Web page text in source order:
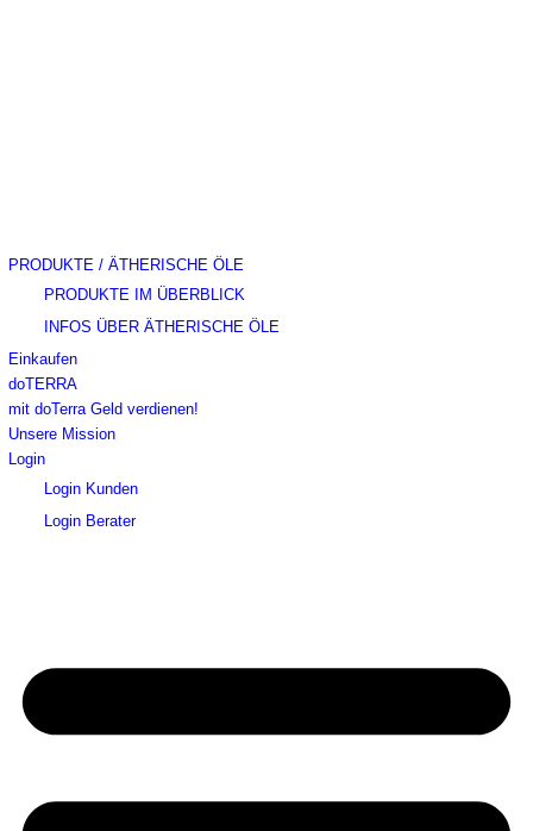
PRODUKTE / ÄTHERISCHE ÖLE
PRODUKTE IM ÜBERBLICK
INFOS ÜBER ÄTHERISCHE ÖLE
Einkaufen
doTERRA
mit doTerra Geld verdienen!
Unsere Mission
Login
Login Kunden
Login Berater